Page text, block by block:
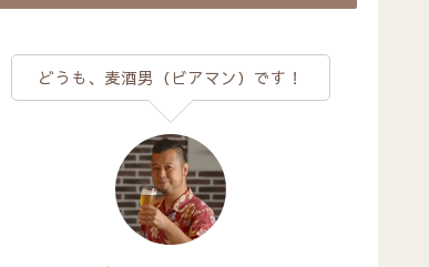
どうも、麦酒男（ビアマン）です！